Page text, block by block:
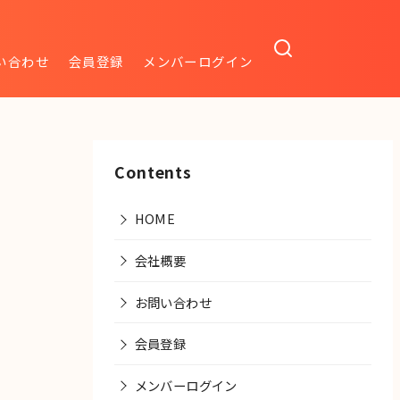
合わせ 会員登録 メンバーログイン
Contents
HOME
会社概要
お問い合わせ
会員登録
メンバーログイン